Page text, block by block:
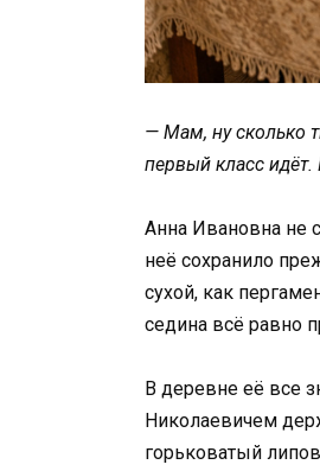
— Мам, ну сколько
первый класс
Анна Ивановна не
неё сохранило
сухой, как
седина всё равно
В деревне её все
Николаевичем
горьковатый